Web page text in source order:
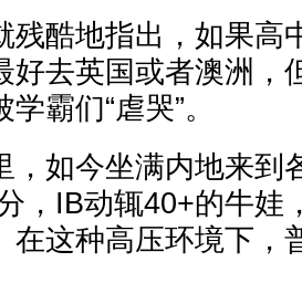
残酷地指出，如果高
好去英国或者澳洲，
霸们“虐哭”。
，如今坐满内地来到
，IB动辄40+的牛娃
在这种高压环境下，